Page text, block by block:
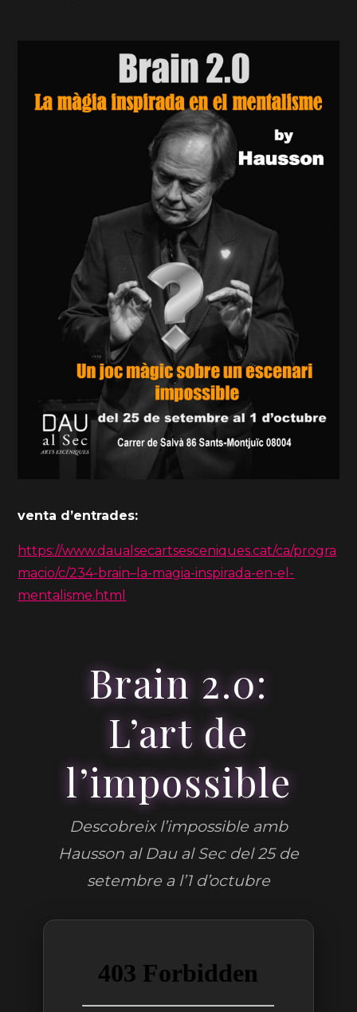
venta d’entrades:
https://www.daualsecartsesceniques.cat/ca/progra
macio/c/234-brain–la-magia-inspirada-en-el-
mentalisme.html
Brain 2.0:
L’art de
l’impossible
Descobreix l’impossible amb
Hausson al Dau al Sec del 25 de
setembre a l’1 d’octubre